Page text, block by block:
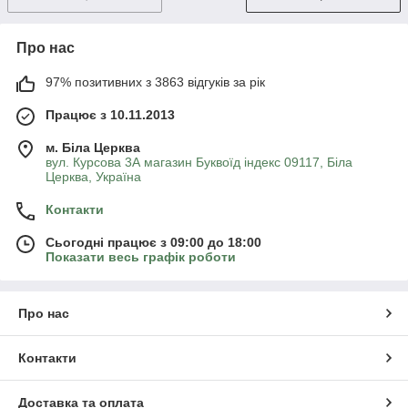
Про нас
97% позитивних з 3863 відгуків за рік
Працює з 10.11.2013
м. Біла Церква
вул. Курсова 3А магазин Буквоїд індекс 09117, Біла
Церква, Україна
Контакти
Сьогодні працює з 09:00 до 18:00
Показати весь графік роботи
Про нас
Контакти
Доставка та оплата